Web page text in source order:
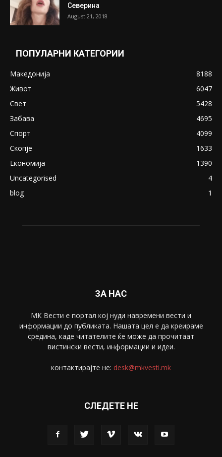
Северина
August 21, 2018
ПОПУЛАРНИ КАТЕГОРИИ
Македонија
8188
Живот
6047
Свет
5428
Забава
4695
Спорт
4099
Скопје
1633
Економија
1390
Uncategorised
4
blog
1
ЗА НАС
МК Вести е портал коj нуди навремени вести и
информации до публиката. Нашата цел е да креираме
средина, каде читателите ќе може да прочитаат
вистински вести, информации и идеи.
контактирајте не: desk@mkvesti.mk
СЛЕДЕТЕ НЕ